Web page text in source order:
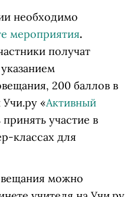
необходимо
мероприятия.
получат
200 баллов в
«Активный
участие в
классах для
можно